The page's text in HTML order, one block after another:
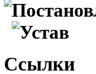
Устав
Ссылки